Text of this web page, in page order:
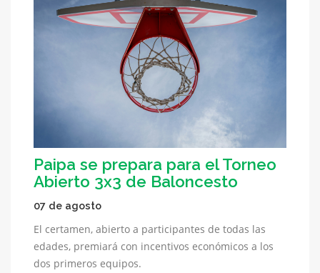
Paipa se prepara para el Torneo
Abierto 3x3 de Baloncesto
07 de agosto
El certamen, abierto a participantes de todas las
edades, premiará con incentivos económicos a los
dos primeros equipos.